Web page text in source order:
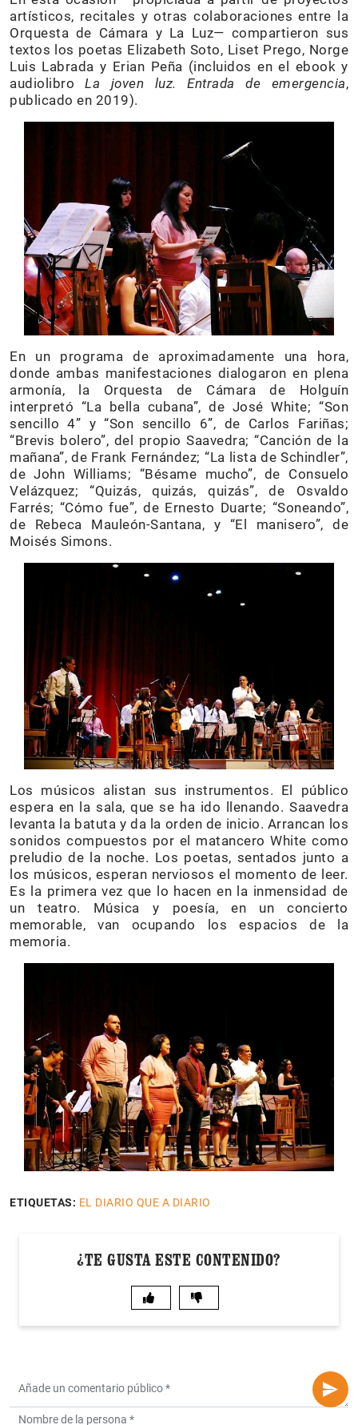
artísticos, recitales y otras colaboraciones entre la
Orquesta de Cámara y La Luz— compartieron sus
textos los poetas Elizabeth Soto, Liset Prego, Norge
Luis Labrada y Erian Peña (incluidos en el ebook y
audiolibroLa joven luz. Entrada de emergencia,
publicado en 2019).
En un programa de aproximadamente una hora,
donde ambas manifestaciones dialogaron en plena
armonía, la Orquesta de Cámara de Holguín
interpretó “La bella cubana”, de José White; “Son
sencillo 4” y “Son sencillo 6”, de Carlos Fariñas;
“Brevis bolero”, del propio Saavedra; “Canción de la
mañana”, de Frank Fernández; “La lista de Schindler”,
de John Williams; “Bésame mucho”, de Consuelo
Velázquez; “Quizás, quizás, quizás”, de Osvaldo
Farrés; “Cómo fue”, de Ernesto Duarte; “Soneando”,
de Rebeca Mauleón-Santana, y “El manisero”, de
Moisés Simons.
Los músicos alistan sus instrumentos. El público
espera en la sala, que se ha ido llenando. Saavedra
levanta la batuta y da la orden de inicio. Arrancan los
sonidos compuestos por el matancero White como
preludio de la noche. Los poetas, sentados junto a
los músicos, esperan nerviosos el momento de leer.
Es la primera vez que lo hacen en la inmensidad de
un teatro. Música y poesía, en un concierto
memorable, van ocupando los espacios de la
memoria.
ETIQUETAS: EL DIARIO QUE A DIARIO
¿TE GUSTA ESTE CONTENIDO?